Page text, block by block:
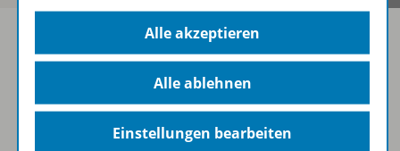
Zum Newsletter anmelden
Alle akzeptieren
Alle ablehnen
Einstellungen bearbeiten